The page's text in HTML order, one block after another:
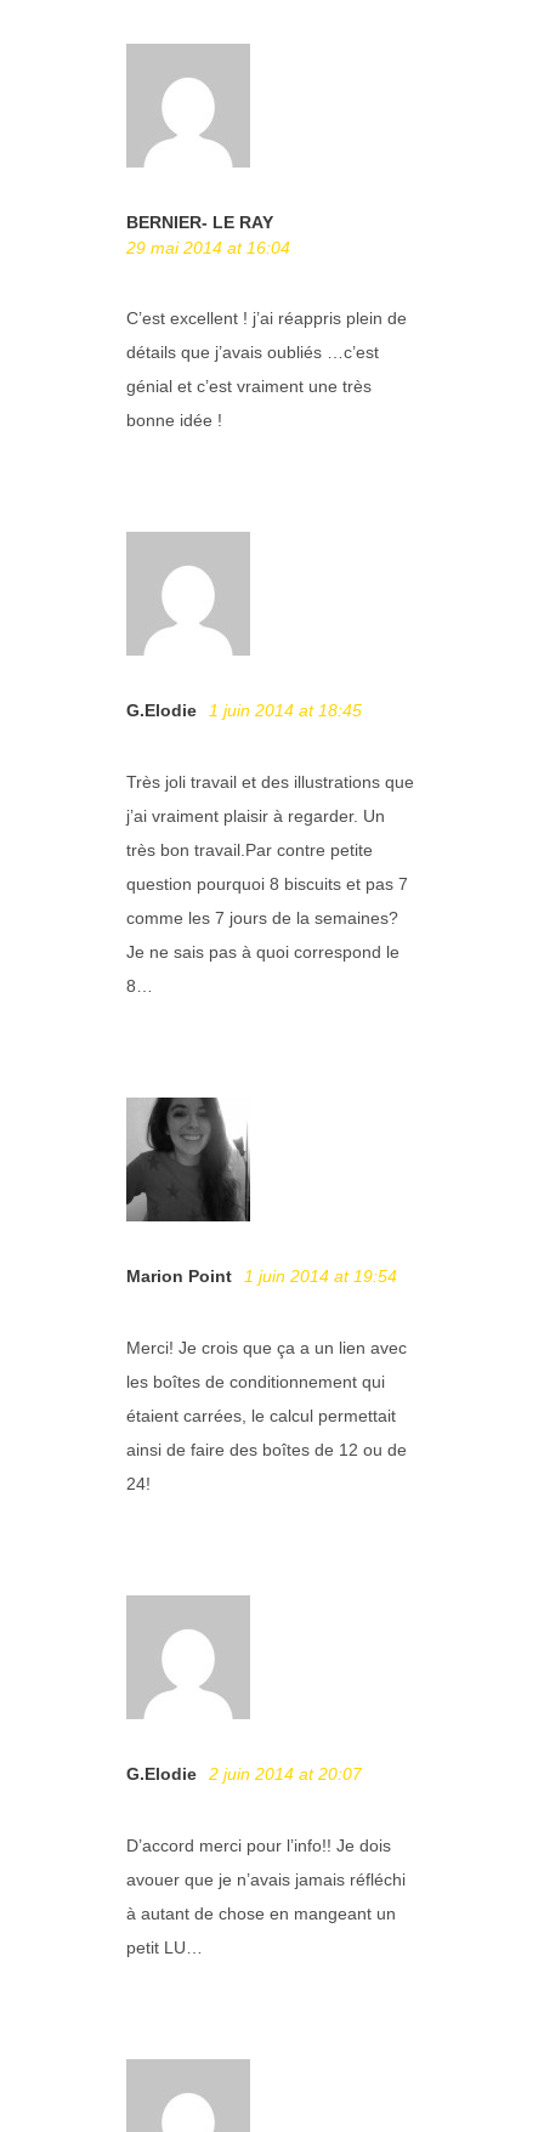
BERNIER- LE RAY
29 mai 2014 at 16:04
C’est excellent ! j’ai réappris plein de
détails que j’avais oubliés …c’est
génial et c’est vraiment une très
bonne idée !
G.Elodie 1 juin 2014 at 18:45
Très joli travail et des illustrations que
j’ai vraiment plaisir à regarder. Un
très bon travail.Par contre petite
question pourquoi 8 biscuits et pas 7
comme les 7 jours de la semaines?
Je ne sais pas à quoi correspond le
8…
Marion Point 1 juin 2014 at 19:54
Merci! Je crois que ça a un lien avec
les boîtes de conditionnement qui
étaient carrées, le calcul permettait
ainsi de faire des boîtes de 12 ou de
24!
G.Elodie 2 juin 2014 at 20:07
D’accord merci pour l’info!! Je dois
avouer que je n’avais jamais réfléchi
à autant de chose en mangeant un
petit LU…